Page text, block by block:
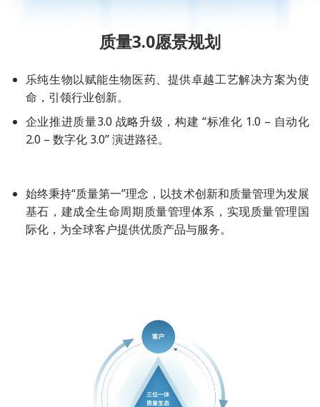
质量3.0愿景规划
乐纯生物以赋能生物医药、提供卓越工艺解决方案为使
命，引领行业创新。
企业推进质量3.0 战略升级，构建 “标准化 1.0 – 自动化
2.0 – 数字化 3.0” 演进路径。
始终秉持“质量第一”理念，以技术创新和质量管理为发展
基石，建成全生命周期质量管理体系，实现质量管理国
际化，为全球客户提供优质产品与服务。